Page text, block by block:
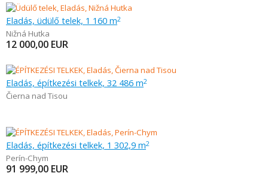
Eladás, üdülő telek, 1 160 m2
Nižná Hutka
12 000,00 EUR
Eladás, építkezési telkek, 32 486 m2
Čierna nad Tisou
Eladás, építkezési telkek, 1 302,9 m2
Perín-Chym
91 999,00 EUR